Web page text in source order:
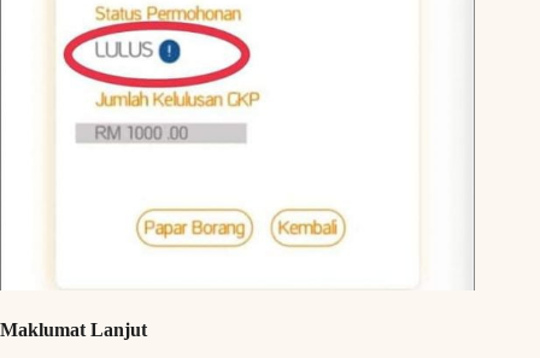
Maklumat Lanjut